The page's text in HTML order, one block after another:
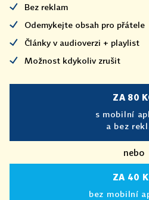
Bez reklam
Odemykejte obsah pro přátele
Články v audioverzi + playlist
Možnost kdykoliv zrušit
ZA 80
s mobilní
a bez
nebo
ZA 40
bez mobilní